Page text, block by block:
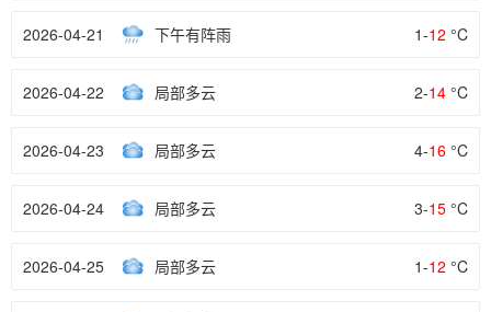
2026-04-21 下午有阵雨 1-12 °C
2026-04-22 局部多云 2-14 °C
2026-04-23 局部多云 4-16 °C
2026-04-24 局部多云 3-15 °C
2026-04-25 局部多云 1-12 °C